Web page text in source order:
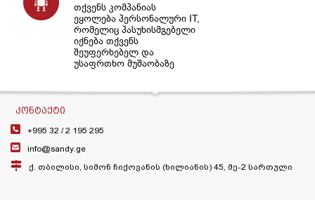
თქვენს კომპანიას
ეყოლება პერსონალური IT,
რომელიც პასუხისმგებელი
იქნება თქვენს
შეუფერხებელ და
უსაფრთხო მუშაობაზე
ᲙᲝᲜᲢᲐᲥᲢᲘ
+995 32 /2 195 295
info@sandy.ge
ქ. თბილისი, სიმონ ჩიქოვანის (ხილიანის) 45, მე-2 სართული